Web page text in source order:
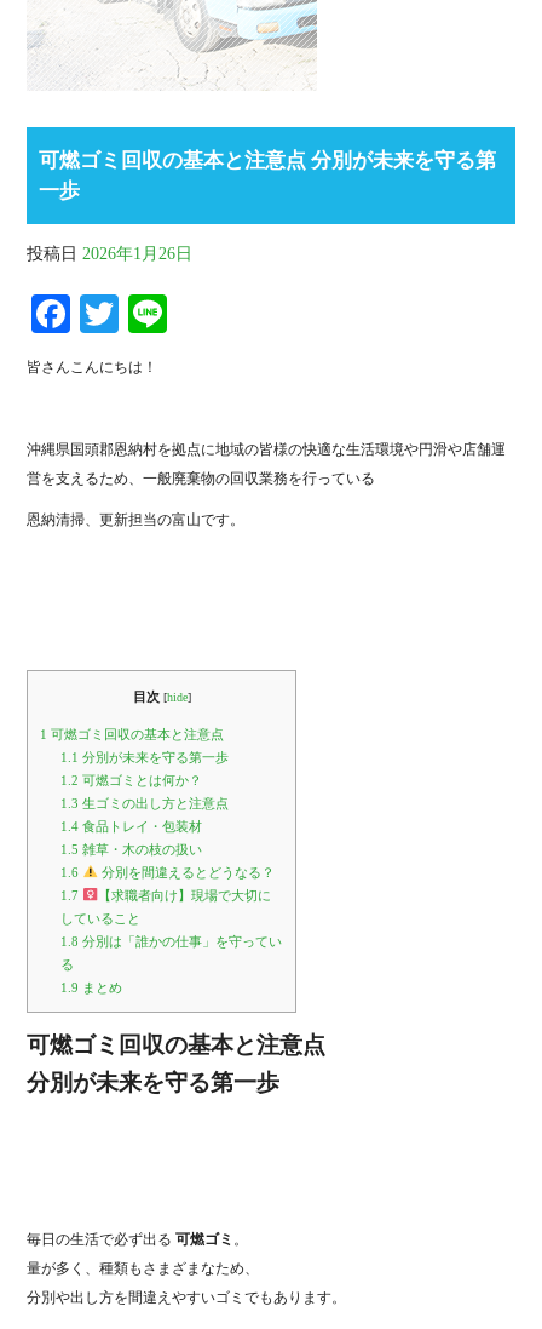
可燃ゴミ回収の基本と注意点 分別が未来を守る第
一歩
投稿日 2026年1月26日
Fa
ce
T
wi
皆さんこんにちは！
沖縄県国頭郡恩納村を拠点に地域の皆様の快適な生活環境や円滑や店舗運
営を支えるため、一般廃棄物の回収業務を行っている
恩納清掃、更新担当の富山です。
目次 [hide]
1 可燃ゴミ回収の基本と注意点
1.1 分別が未来を守る第一歩
1.2 可燃ゴミとは何か？
1.3 生ゴミの出し方と注意点
1.4 食品トレイ・包装材
1.5 雑草・木の枝の扱い
1.6
分別を間違えるとどうなる？
1.7
【求職者向け】現場で大切に
していること
1.8 分別は「誰かの仕事」を守ってい
る
1.9 まとめ
可燃ゴミ回収の基本と注意点
分別が未来を守る第一歩
毎日の生活で必ず出る可燃ゴミ 。
量が多く、種類もさまざまなため、
分別や出し方を間違えやすいゴミでもあります。